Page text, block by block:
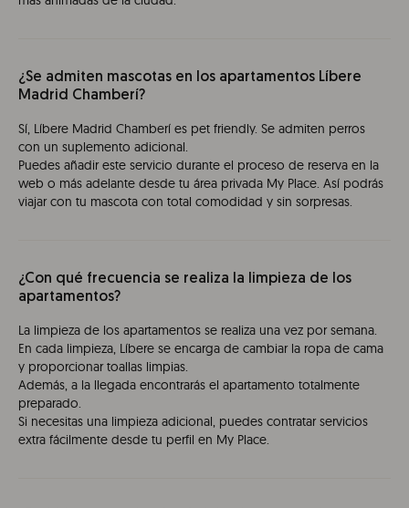
¿Se admiten mascotas en los apartamentos Líbere
Madrid Chamberí?
Sí, Líbere Madrid Chamberí es pet friendly. Se admiten perros
con un suplemento adicional.
Puedes añadir este servicio durante el proceso de reserva en la
web o más adelante desde tu área privada My Place. Así podrás
viajar con tu mascota con total comodidad y sin sorpresas.
¿Con qué frecuencia se realiza la limpieza de los
apartamentos?
La limpieza de los apartamentos se realiza una vez por semana.
En cada limpieza, Líbere se encarga de cambiar la ropa de cama
y proporcionar toallas limpias.
Además, a la llegada encontrarás el apartamento totalmente
preparado.
Si necesitas una limpieza adicional, puedes contratar servicios
extra fácilmente desde tu perfil en My Place.